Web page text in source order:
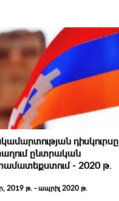
դիսկուրսը
ընտրական
- 2020 թ.
2019 թ. - ապրիլ 2020 թ.